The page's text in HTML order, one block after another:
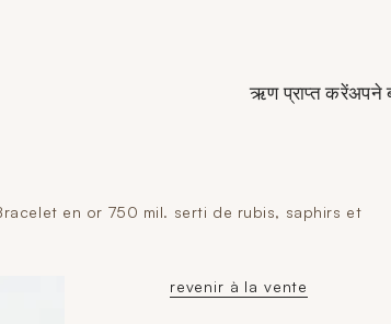
de Paris
ऋण प्राप्त करेंअपने
en or 750 mil. serti de rubis, saphirs et
revenir à la vente